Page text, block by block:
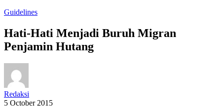
Guidelines
Hati-Hati Menjadi Buruh Migran
Penjamin Hutang
Redaksi
5 October 2015